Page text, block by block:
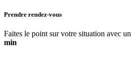
Prendre rendez-vous
Faites le point sur votre situation avec un
min